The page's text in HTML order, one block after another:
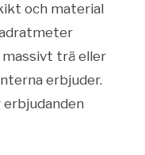
och material
massivt trä eller
erbjuder.